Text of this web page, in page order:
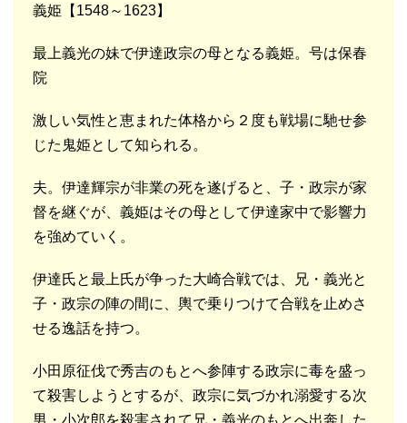
義姫【1548～1623】
最上義光の妹で伊達政宗の母となる義姫。号は保春
院
激しい気性と恵まれた体格から２度も戦場に馳せ参
じた鬼姫として知られる。
夫。伊達輝宗が非業の死を遂げると、子・政宗が家
督を継ぐが、義姫はその母として伊達家中で影響力
を強めていく。
伊達氏と最上氏が争った大崎合戦では、兄・義光と
子・政宗の陣の間に、輿で乗りつけて合戦を止めさ
せる逸話を持つ。
小田原征伐で秀吉のもとへ参陣する政宗に毒を盛っ
て殺害しようとするが、政宗に気づかれ溺愛する次